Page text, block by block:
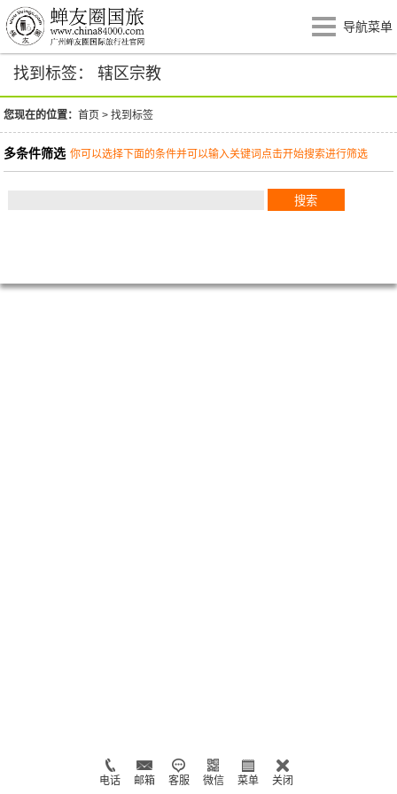
导航菜单
找到标签： 辖区宗教
您现在的位置：首页 >找到标签
多条件筛选 你可以选择下面的条件并可以输入关键词点击开始搜索进行筛选
电话 邮箱 客服 微信 菜单 关闭